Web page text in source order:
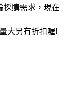
採購需求，現在
大另有折扣喔!